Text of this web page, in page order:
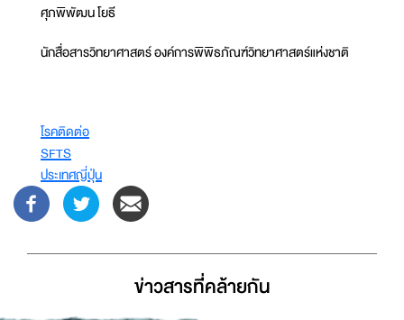
ศุภพิพัฒน โยธี
นักสื่อสารวิทยาศาสตร์ องค์การพิพิธภัณฑ์วิทยาศาสตร์แห่งชาติ
โรคติดต่อ
SFTS
ประเทศญี่ปุ่น
ข่าวสารที่่คล้ายกัน